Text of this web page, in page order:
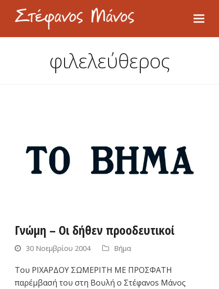
φιλελεύθερος
Γνώμη – Οι δήθεν προοδευτικοί
30 Νοεμβρίου 2004 Βήμα
Του ΡΙΧΑΡΔΟΥ ΣΩΜΕΡΙΤΗ ΜΕ ΠΡΟΣΦΑΤΗ
παρέμβασή του στη Βουλή ο Στέφαvos Mάνος